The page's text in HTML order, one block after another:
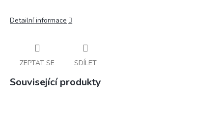
Detailní informace
ZEPTAT SE SDÍLET
Související produkty